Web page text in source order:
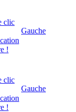
clic
!
Gauche
clic
!
Gauche